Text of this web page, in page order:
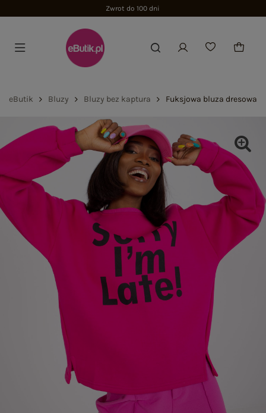
Zwrot do 100 dni
eButik Bluzy Bluzy bez kaptura Fuksjowa bluza dresowa